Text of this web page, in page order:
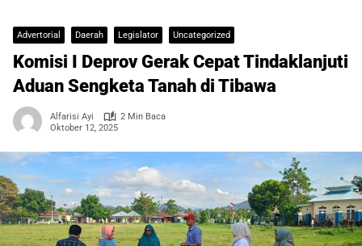
Advertorial Daerah Legislator Uncategorized
Komisi I Deprov Gerak Cepat Tindaklanjuti
Aduan Sengketa Tanah di Tibawa
Alfarisi Ayi
2 Min Baca
Oktober 12, 2025